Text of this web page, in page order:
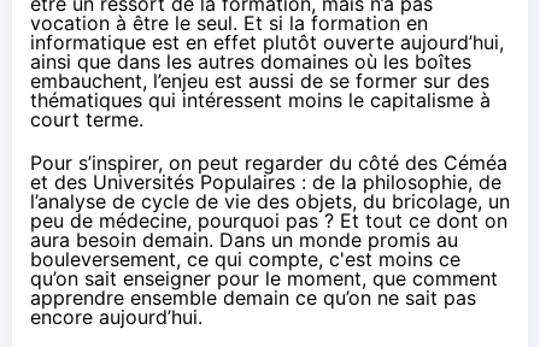
vocation à être le seul. Et si la formation en
informatique est en effet plutôt ouverte aujourd’hui,
ainsi que dans les autres domaines où les boîtes
embauchent, l’enjeu est aussi de se former sur des
thématiques qui intéressent moins le capitalisme à
court terme.
Pour s’inspirer, on peut regarder du côté des Céméa
et des Universités Populaires : de la philosophie, de
l’analyse de cycle de vie des objets, du bricolage, un
peu de médecine, pourquoi pas ? Et tout ce dont on
aura besoin demain. Dans un monde promis au
bouleversement, ce qui compte, c'est moins ce
qu’on sait enseigner pour le moment, que comment
apprendre ensemble demain ce qu’on ne sait pas
encore aujourd’hui.